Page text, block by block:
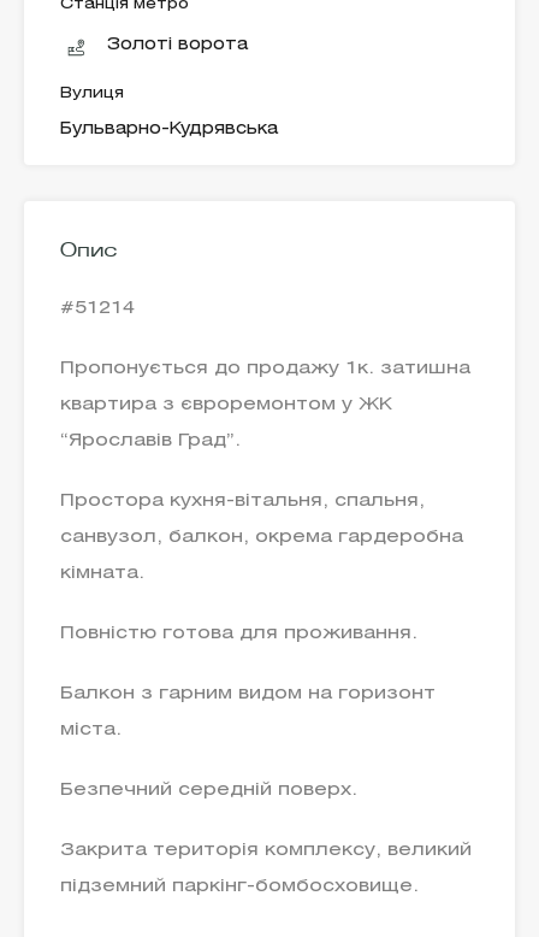
Станція метро
Золоті ворота
Вулиця
Бульварно-Кудрявська
Опис
#51214
Пропонується до продажу 1к. затишна
квартира з євроремонтом у ЖК
“Ярославів Град”.
Простора кухня-вітальня, спальня,
санвузол, балкон, окрема гардеробна
кімната.
Повністю готова для проживання.
Балкон з гарним видом на горизонт
міста.
Безпечний середній поверх.
Закрита територія комплексу, великий
підземний паркінг-бомбосховище.